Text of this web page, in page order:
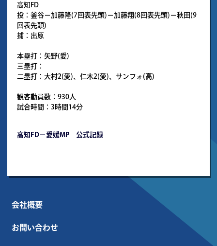
高知FD
投：釜谷－加藤隆(7回表先頭)－加藤翔(8回表先頭)－秋田(9
回表先頭)
捕：出原
本塁打：矢野(愛)
三塁打：
二塁打：大村2(愛)、仁木2(愛)、サンフォ(高)
観客動員数：930人
試合時間：3時間14分
高知FD－愛媛MP 公式記録
会社概要
お問い合わせ